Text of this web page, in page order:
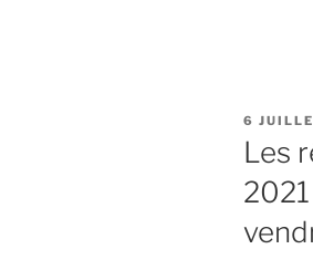
PUBLIÉ
LE
6
Les